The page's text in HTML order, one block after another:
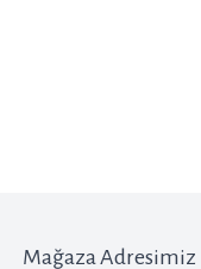
Mağaza Adresimiz